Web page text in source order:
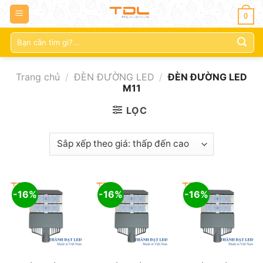
0
Tìm
kiếm:
Trang chủ / ĐÈN ĐƯỜNG LED / ĐÈN ĐƯỜNG LED
M11
LỌC
-16% -16% -16%